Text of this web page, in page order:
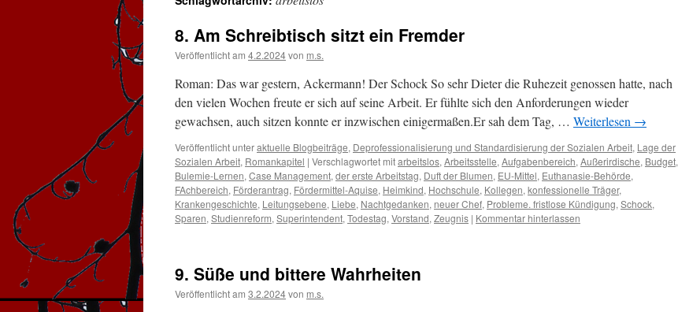
8. Am Schreibtisch sitzt ein Fremder
Veröffentlicht am 4.2.2024von m.s.
Roman: Das war gestern, Ackermann! Der Schock So sehr Dieter die Ruhezeit genossen hatte, nach
den vielen Wochen freute er sich auf seine Arbeit. Er fühlte sich den Anforderungen wieder
gewachsen, auch sitzen konnte er inzwischen einigermaßen.Er sah dem Tag, … Weiterlesen →
Veröffentlicht unteraktuelle Blogbeiträge, Deprofessionalisierung und Standardisierung der Sozialen Arbeit, Lage der
Sozialen Arbeit, Romankapitel | Verschlagwortet mitarbeitslos, Arbeitsstelle, Aufgabenbereich, Außerirdische, Budget,
Bulemie-Lernen, Case Management, der erste Arbeitstag, Duft der Blumen, EU-Mittel, Euthanasie-Behörde,
FAchbereich, Förderantrag, Fördermittel-Aquise, Heimkind, Hochschule, Kollegen, konfessionelle Träger,
Krankengeschichte, Leitungsebene, Liebe, Nachtgedanken, neuer Chef, Probleme. fristlose Kündigung, Schock,
Sparen, Studienreform, Superintendent, Todestag, Vorstand, Zeugnis | Kommentar hinterlassen
9. Süße und bittere Wahrheiten
Veröffentlicht am 3.2.2024von m.s.